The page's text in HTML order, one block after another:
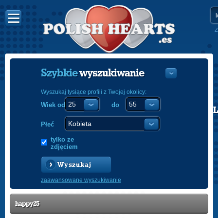
POLISH
Szybkiewyszukiwanie
Wyszukaj tysiące profili z Twojej okolicy:
Wiek od do
Płeć
tylko ze
zdjęciem
Wyszukaj
zaawansowane wyszukiwanie
happy25